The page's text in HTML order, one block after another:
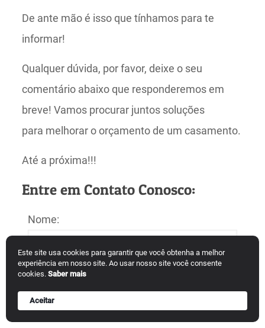
Este site usa cookies para garantir que você obtenha a melhor
experiência em nosso site. Ao usar nosso site você consente
cookies. Saber mais
Aceitar
De ante mão é isso que tínhamos para te
informar!
Qualquer dúvida, por favor, deixe o seu
comentário abaixo que responderemos em
breve! Vamos procurar juntos soluções
para melhorar o orçamento de um casamento.
Até a próxima!!!
Entre em Contato Conosco:
Nome:
E-mail: